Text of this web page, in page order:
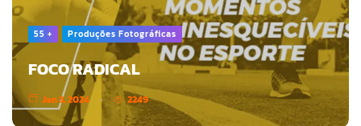
55 + Produções Fotográficas
FOCO RADICAL
Jan 3, 2024 2249